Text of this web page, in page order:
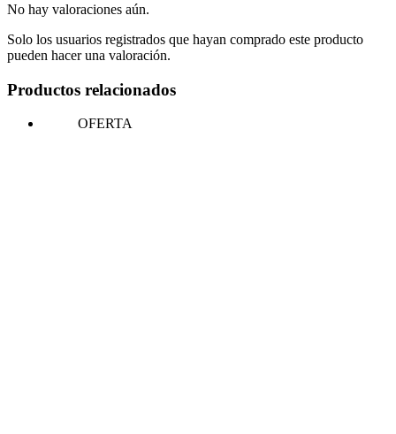
No hay valoraciones aún.
Solo los usuarios registrados que hayan comprado este producto
pueden hacer una valoración.
Productos relacionados
OFERTA